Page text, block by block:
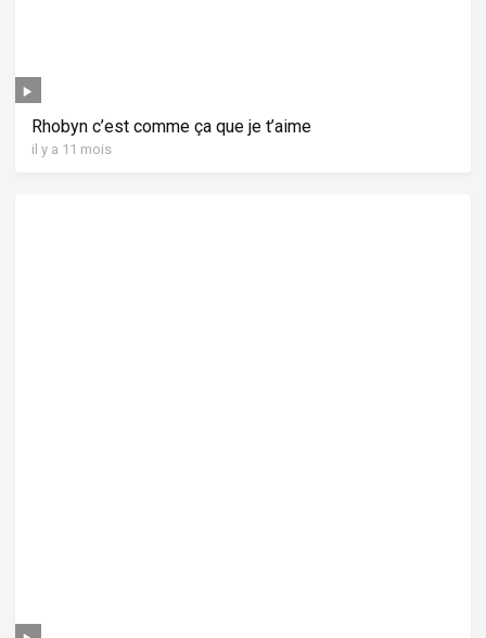
Rhobyn c’est comme ça que je t’aime
il y a 11 mois